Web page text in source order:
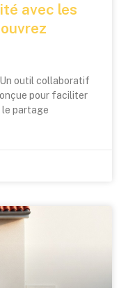
avec les
outil collaboratif
pour faciliter
le partage